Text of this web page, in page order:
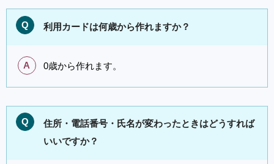
Q 利用カードは何歳から作れますか？
A 0歳から作れます。
Q
住所・電話番号・氏名が変わったときはどうすれば
いいですか？